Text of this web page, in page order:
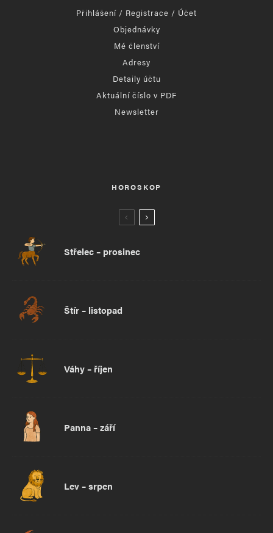
Přihlášení / Registrace / Účet
Objednávky
Mé členství
Adresy
Detaily účtu
Aktuální číslo v PDF
Newsletter
HOROSKOP
Střelec – prosinec
Štír – listopad
Váhy – říjen
Panna – září
Lev – srpen